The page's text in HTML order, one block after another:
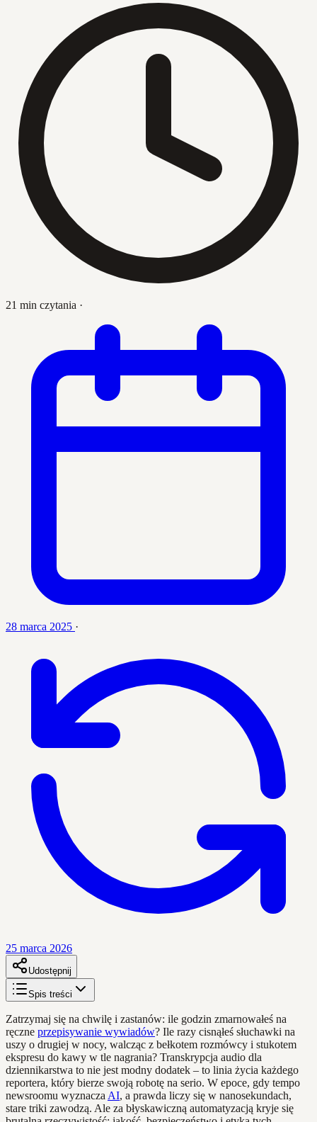
21 min czytania ·
28 marca 2025 ·
25 marca 2026
Udostępnij
Spis treści
Zatrzymaj się na chwilę i zastanów: ile godzin zmarnowałeś na
ręczne przepisywanie wywiadów? Ile razy cisnąłeś słuchawki na
uszy o drugiej w nocy, walcząc z bełkotem rozmówcy i stukotem
ekspresu do kawy w tle nagrania? Transkrypcja audio dla
dziennikarstwa to nie jest modny dodatek – to linia życia każdego
reportera, który bierze swoją robotę na serio. W epoce, gdy tempo
newsroomu wyznacza AI, a prawda liczy się w nanosekundach,
stare triki zawodzą. Ale za błyskawiczną automatyzacją kryje się